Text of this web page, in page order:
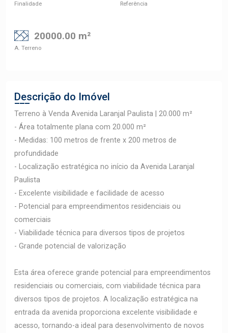
Finalidade Referência
20000.00 m²
A. Terreno
Descrição do Imóvel
Terreno à Venda Avenida Laranjal Paulista | 20.000 m²
- Área totalmente plana com 20.000 m²
- Medidas: 100 metros de frente x 200 metros de
profundidade
- Localização estratégica no início da Avenida Laranjal
Paulista
- Excelente visibilidade e facilidade de acesso
- Potencial para empreendimentos residenciais ou
comerciais
- Viabilidade técnica para diversos tipos de projetos
- Grande potencial de valorização
Esta área oferece grande potencial para empreendimentos
residenciais ou comerciais, com viabilidade técnica para
diversos tipos de projetos. A localização estratégica na
entrada da avenida proporciona excelente visibilidade e
acesso, tornando-a ideal para desenvolvimento de novos